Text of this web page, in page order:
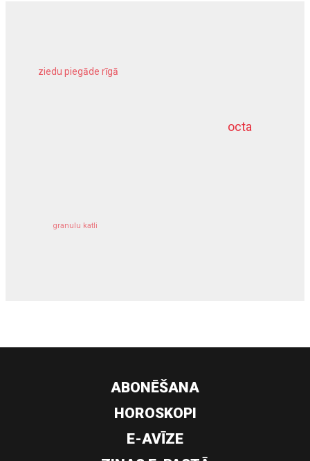
octa
ziedu piegāde rīgā
granulu katli
dziļurbums
ABONĒŠANA
HOROSKOPI
E-AVĪZE